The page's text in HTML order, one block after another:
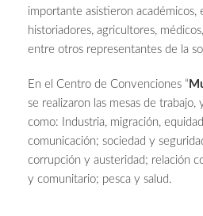
importante asistieron académicos,
historiadores, agricultores,
entre otros representantes de la
En el Centro de Convenciones “
se realizaron las mesas de trabajo,
como: Industria, migración,
comunicación; sociedad y
corrupción y austeridad; relación
y comunitario; pesca y salud.